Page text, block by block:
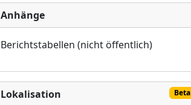
Anhänge
Berichtstabellen (nicht öffentlich)
Lokalisation Beta